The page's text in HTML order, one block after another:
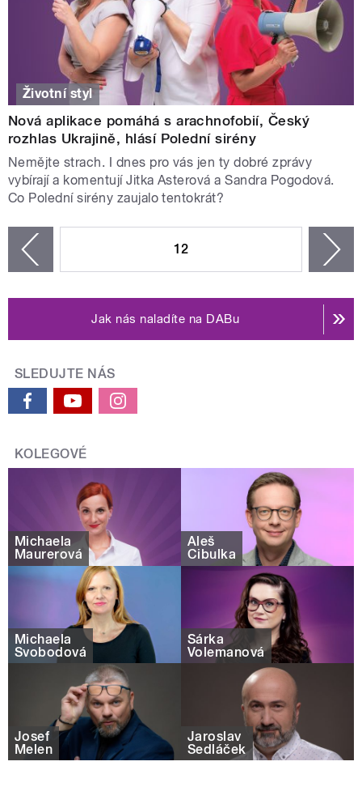
Životní styl
Nová aplikace pomáhá s arachnofobií, Český
rozhlas Ukrajině, hlásí Polední sirény
Nemějte strach. I dnes pro vás jen ty dobré zprávy
vybírají a komentují Jitka Asterová a Sandra Pogodová.
Co Polední sirény zaujalo tentokrát?
12
Jak nás naladíte na DABu
SLEDUJTE NÁS
KOLEGOVÉ
Michaela
Maurerová
Aleš
Cibulka
Michaela
Svobodová
Šárka
Volemanová
Josef
Melen
Jaroslav
Sedláček